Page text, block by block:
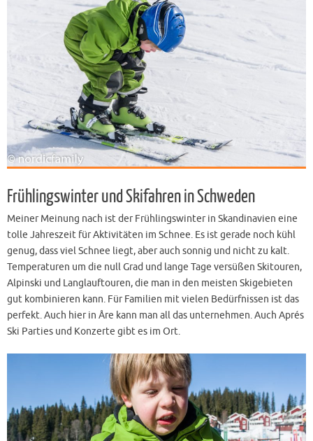
Frühlingswinter und Skifahren in Schweden
Meiner Meinung nach ist der Frühlingswinter in Skandinavien eine
tolle Jahreszeit für Aktivitäten im Schnee. Es ist gerade noch kühl
genug, dass viel Schnee liegt, aber auch sonnig und nicht zu kalt.
Temperaturen um die null Grad und lange Tage versüßen Skitouren,
Alpinski und Langlauftouren, die man in den meisten Skigebieten
gut kombinieren kann. Für Familien mit vielen Bedürfnissen ist das
perfekt. Auch hier in Åre kann man all das unternehmen. Auch Aprés
Ski Parties und Konzerte gibt es im Ort.